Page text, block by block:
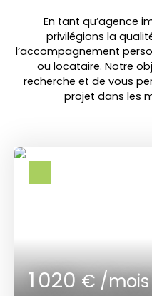
En tant qu’agence
privilégions la
l’accompagnement
ou locataire. Notre
recherche et de vous
projet dans les
1 020€ /mois